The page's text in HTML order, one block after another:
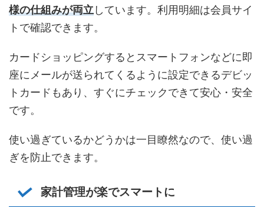
様の仕組みが両立 しています。利用明細は会員サイ
トで確認できます。
カードショッピングするとスマートフォンなどに即
座にメールが送られてくるように設定できるデビッ
トカードもあり、すぐにチェックできて安心・安全
です。
使い過ぎているかどうかは一目瞭然なので、使い過
ぎを防止できます。
家計管理が楽でスマートに